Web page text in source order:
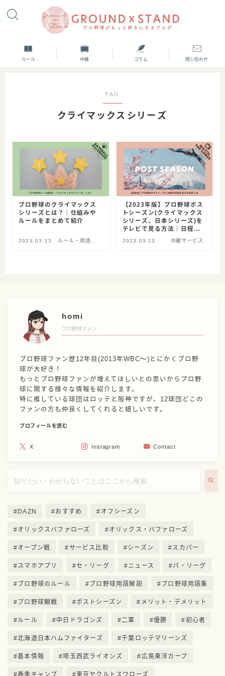
ルール 中継 コラム 問い合わせ
TAG
クライマックスシリーズ
プロ野球のクライマックス
シリーズとは？｜仕組みや
ルールをまとめて紹介
2023.03.13
ルール・用語解
【2023年版】プロ野球ポス
トシーズン(クライマックス
シリーズ、日本シリーズ)を
テレビで見る方法｜日程と
組み合わせも合わせてチェ
2023.03.13 中継サービス
homi
プロ野球ファン
プロ野球ファン歴12年目(2013年WBC〜)とにかくプロ野
球が大好き！
もっとプロ野球ファンが増えてほしいとの思いからプロ野
球に関する様々な情報を紹介します。
特に推している球団はロッテと阪神ですが、12球団どこの
ファンの方も仲良くしてくれると嬉しいです。
プロフィールを読む
X Instagram Contact
DAZN おすすめ オフシーズン
オリックスバファローズ オリックス・バファローズ
オープン戦 サービス比較 シーズン スカパー
スマホアプリ セ・リーグ ニュース パ・リーグ
プロ野球のルール プロ野球用語解説 プロ野球用語集
プロ野球観戦 ポストシーズン メリット・デメリット
ルール 中日ドラゴンズ 二軍 優勝 初心者
北海道日本ハムファイターズ 千葉ロッテマリーンズ
基本情報 埼玉西武ライオンズ 広島東洋カープ
春季キャンプ 東京ヤクルトスワローズ